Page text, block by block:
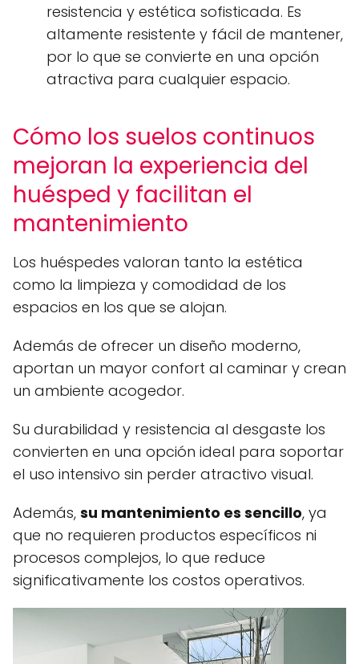
resistencia y estética sofisticada. Es
altamente resistente y fácil de mantener,
por lo que se convierte en una opción
atractiva para cualquier espacio.
Cómo los suelos continuos
mejoran la experiencia del
huésped y facilitan el
mantenimiento
Los huéspedes valoran tanto la estética
como la limpieza y comodidad de los
espacios en los que se alojan.
Además de ofrecer un diseño moderno,
aportan un mayor confort al caminar y crean
un ambiente acogedor.
Su durabilidad y resistencia al desgaste los
convierten en una opción ideal para soportar
el uso intensivo sin perder atractivo visual.
Además, su mantenimiento es sencillo, ya
que no requieren productos específicos ni
procesos complejos, lo que reduce
significativamente los costos operativos.